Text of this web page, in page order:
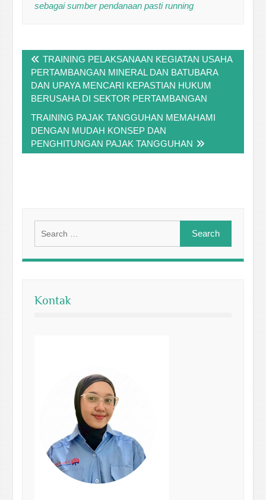
sebagai sumber pendanaan pasti running
navigation
TRAINING PELAKSANAAN KEGIATAN USAHA
PERTAMBANGAN MINERAL DAN BATUBARA
DAN UPAYA MENCARI KEPASTIAN HUKUM
BERUSAHA DI SEKTOR PERTAMBANGAN
TRAINING PAJAK TANGGUHAN MEMAHAMI
DENGAN MUDAH KONSEP DAN
PENGHITUNGAN PAJAK TANGGUHAN
for:
Kontak